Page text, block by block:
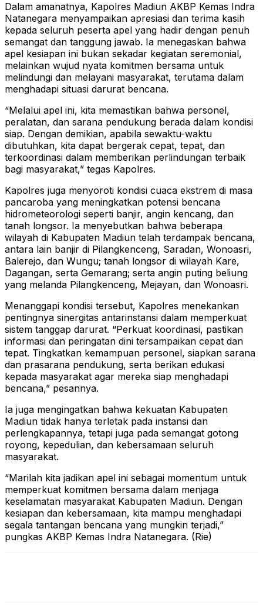
Dalam amanatnya, Kapolres Madiun AKBP Kemas Indra
Natanegara menyampaikan apresiasi dan terima kasih
kepada seluruh peserta apel yang hadir dengan penuh
semangat dan tanggung jawab. Ia menegaskan bahwa
apel kesiapan ini bukan sekadar kegiatan seremonial,
melainkan wujud nyata komitmen bersama untuk
melindungi dan melayani masyarakat, terutama dalam
menghadapi situasi darurat bencana.
“Melalui apel ini, kita memastikan bahwa personel,
peralatan, dan sarana pendukung berada dalam kondisi
siap. Dengan demikian, apabila sewaktu-waktu
dibutuhkan, kita dapat bergerak cepat, tepat, dan
terkoordinasi dalam memberikan perlindungan terbaik
bagi masyarakat,” tegas Kapolres.
Kapolres juga menyoroti kondisi cuaca ekstrem di masa
pancaroba yang meningkatkan potensi bencana
hidrometeorologi seperti banjir, angin kencang, dan
tanah longsor. Ia menyebutkan bahwa beberapa
wilayah di Kabupaten Madiun telah terdampak bencana,
antara lain banjir di Pilangkenceng, Saradan, Wonoasri,
Balerejo, dan Wungu; tanah longsor di wilayah Kare,
Dagangan, serta Gemarang; serta angin puting beliung
yang melanda Pilangkenceng, Mejayan, dan Wonoasri.
Menanggapi kondisi tersebut, Kapolres menekankan
pentingnya sinergitas antarinstansi dalam memperkuat
sistem tanggap darurat. “Perkuat koordinasi, pastikan
informasi dan peringatan dini tersampaikan cepat dan
tepat. Tingkatkan kemampuan personel, siapkan sarana
dan prasarana pendukung, serta berikan edukasi
kepada masyarakat agar mereka siap menghadapi
bencana,” pesannya.
Ia juga mengingatkan bahwa kekuatan Kabupaten
Madiun tidak hanya terletak pada instansi dan
perlengkapannya, tetapi juga pada semangat gotong
royong, kepedulian, dan kebersamaan seluruh
masyarakat.
“Marilah kita jadikan apel ini sebagai momentum untuk
memperkuat komitmen bersama dalam menjaga
keselamatan masyarakat Kabupaten Madiun. Dengan
kesiapan dan kebersamaan, kita mampu menghadapi
segala tantangan bencana yang mungkin terjadi,”
pungkas AKBP Kemas Indra Natanegara. (Rie)